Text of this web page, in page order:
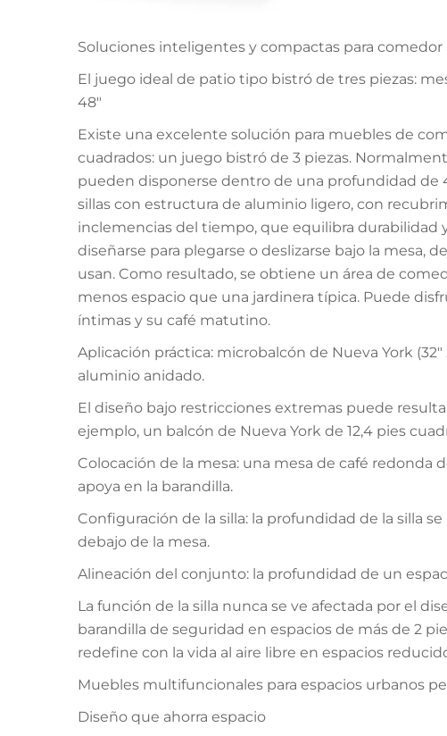
Soluciones inteligentes y compactas para
El juego ideal de patio tipo bistró de tres piezas:
48"
Existe una excelente solución para muebles de
cuadrados: un juego bistró de 3 piezas.
pueden disponerse dentro de una profundidad de
sillas con estructura de aluminio ligero, con
inclemencias del tiempo, que equilibra durabilidad
diseñarse para plegarse o deslizarse bajo la mesa,
usan. Como resultado, se obtiene un área de
menos espacio que una jardinera típica. Puede
íntimas y su café matutino.
Aplicación práctica: microbalcón de Nueva York
aluminio anidado.
El diseño bajo restricciones extremas puede
ejemplo, un balcón de Nueva York de 12,4 pies
Colocación de la mesa: una mesa de café redonda
apoya en la barandilla.
Configuración de la silla: la profundidad de la silla
debajo de la mesa.
Alineación del conjunto: la profundidad de un
La función de la silla nunca se ve afectada por el
barandilla de seguridad en espacios de más de 2
redefine con la vida al aire libre en espacios
Muebles multifuncionales para espacios urbanos
Diseño que ahorra espacio